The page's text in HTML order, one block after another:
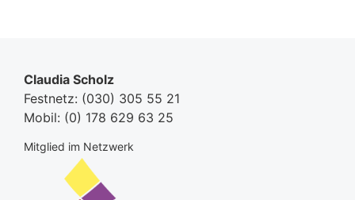
Claudia Scholz
Festnetz: (030) 305 55 21
Mobil: (0) 178 629 63 25
Mitglied im Netzwerk